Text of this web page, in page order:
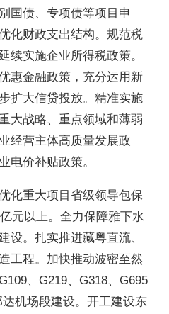
国债、专项债等项目申
化财政支出结构。规范税
续实施企业所得税政策。
惠金融政策，充分运用新
扩大信贷投放。精准实施
大战略、重点领域和薄弱
经营主体高质量发展政
电价补贴政策。
重大项目省级领导包保
元以上。全力保障雅下水
设。扎实推进藏粤直流、
工程。加快推动波密至然
、G219、G318、G695
机场段建设。开工建设东